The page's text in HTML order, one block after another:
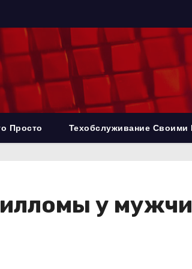
Просто Техобслуживание Своими
у